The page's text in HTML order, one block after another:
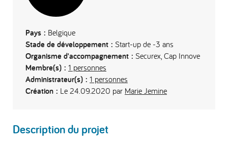
Pays : Belgique
Stade de développement : Start-up de -3 ans
Organisme d'accompagnement : Securex, Cap Innove
Membre(s) : 1 personnes
Administrateur(s) : 1 personnes
Création : Le 24.09.2020 par Marie Jemine
Description du projet